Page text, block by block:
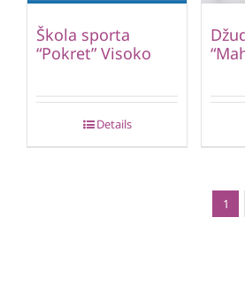
Škola sporta
“Pokret” Visoko
Details
1